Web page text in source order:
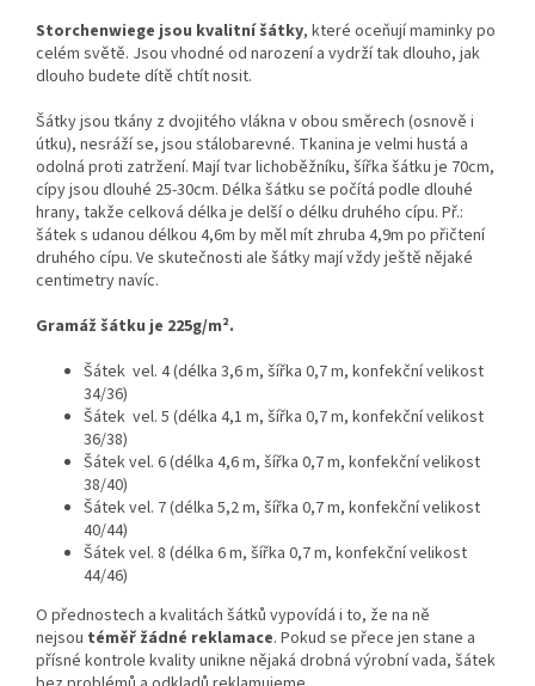
Storchenwiege jsou kvalitní šátky, které oceňují maminky po
celém světě. Jsou vhodné od narození a vydrží tak dlouho, jak
dlouho budete dítě chtít nosit.
Šátky jsou tkány z dvojitého vlákna v obou směrech (osnově i
útku), nesráží se, jsou stálobarevné. Tkanina je velmi hustá a
odolná proti zatržení. Mají tvar lichoběžníku, šířka šátku je 70cm,
cípy jsou dlouhé 25-30cm. Délka šátku se počítá podle dlouhé
hrany, takže celková délka je delší o délku druhého cípu. Př.:
šátek s udanou délkou 4,6m by měl mít zhruba 4,9m po přičtení
druhého cípu. Ve skutečnosti ale šátky mají vždy ještě nějaké
centimetry navíc.
Gramáž šátku je 225g/m².
Šátek vel. 4 (délka 3,6 m, šířka 0,7 m, konfekční velikost
34/36)
Šátek vel. 5 (délka 4,1 m, šířka 0,7 m, konfekční velikost
36/38)
Šátek vel. 6 (délka 4,6 m, šířka 0,7 m, konfekční velikost
38/40)
Šátek vel. 7 (délka 5,2 m, šířka 0,7 m, konfekční velikost
40/44)
Šátek vel. 8 (délka 6 m, šířka 0,7 m, konfekční velikost
44/46)
O přednostech a kvalitách šátků vypovídá i to, že na ně
nejsou téměř žádné reklamace. Pokud se přece jen stane a
přísné kontrole kvality unikne nějaká drobná výrobní vada, šátek